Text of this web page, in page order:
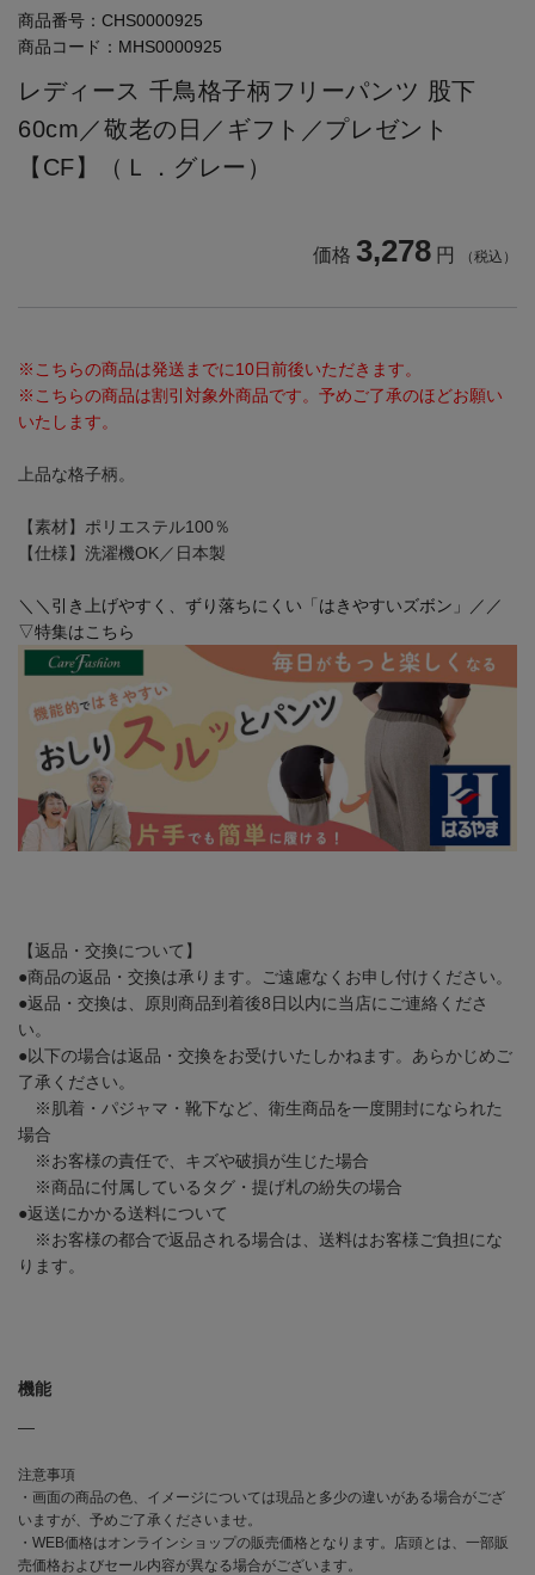
商品番号： CHS0000925
商品コード： MHS0000925
レディース 千鳥格子柄フリーパンツ 股下
60cm／敬老の日／ギフト／プレゼント
【CF】（Ｌ．グレー）
価格 3,278 円 （税込）
※こちらの商品は発送までに10日前後いただきます。
※こちらの商品は割引対象外商品です。予めご了承のほどお願い
いたします。
上品な格子柄。
【素材】ポリエステル100％
【仕様】洗濯機OK／日本製
＼＼引き上げやすく、ずり落ちにくい「はきやすいズボン」／／
▽特集はこちら
【返品・交換について】
●商品の返品・交換は承ります。ご遠慮なくお申し付けください。
●返品・交換は、原則商品到着後8日以内に当店にご連絡くださ
い。
●以下の場合は返品・交換をお受けいたしかねます。あらかじめご
了承ください。
※肌着・パジャマ・靴下など、衛生商品を一度開封になられた
場合
※お客様の責任で、キズや破損が生じた場合
※商品に付属しているタグ・提げ札の紛失の場合
●返送にかかる送料について
※お客様の都合で返品される場合は、送料はお客様ご負担にな
ります。
機能
―
注意事項
・画面の商品の色、イメージについては現品と多少の違いがある場合がござ
いますが、予めご了承くださいませ。
・WEB価格はオンラインショップの販売価格となります。店頭とは、一部販
売価格およびセール内容が異なる場合がございます。